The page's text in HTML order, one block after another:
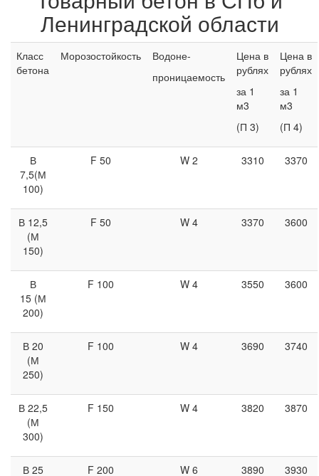
Ленинградской области
Класс
бетона
Морозостойкость
Водоне-
проницаемость
Цена в
рублях
за 1
м3
(П 3)
Цена в
рублях
за 1
м3
(П 4)
В
7,5(М
100)
F 50 W 2 3310 3370
В 12,5
(М
150)
F 50 W 4 3370 3600
В
15 (М
200)
F 100 W 4 3550 3600
В 20
(М
250)
F 100 W 4 3690 3740
В 22,5
(М
300)
F 150 W 4 3820 3870
В 25
F 200 W 6 3890 3930